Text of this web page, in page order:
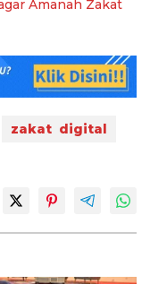
Amanah Zakat
zakat digital